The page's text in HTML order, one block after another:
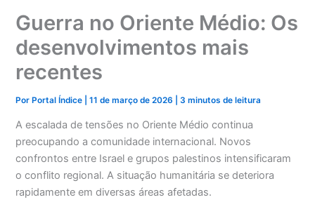
Guerra no Oriente Médio: Os
desenvolvimentos mais
recentes
PorPortal Índice |11 de março de 2026 |3 minutos de leitura
A escalada de tensões no Oriente Médio continua
preocupando a comunidade internacional. Novos
confrontos entre Israel e grupos palestinos intensificaram
o conflito regional. A situação humanitária se deteriora
rapidamente em diversas áreas afetadas.